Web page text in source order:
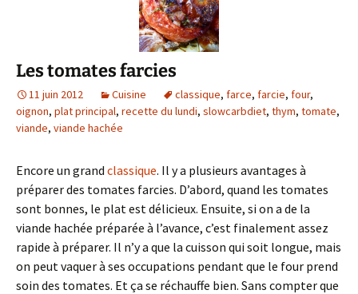
Les tomates farcies
11 juin 2012 Cuisine classique, farce, farcie, four,
oignon, plat principal, recette du lundi, slowcarbdiet, thym, tomate,
viande, viande hachée
Encore un grand classique. Il y a plusieurs avantages à
préparer des tomates farcies. D’abord, quand les tomates
sont bonnes, le plat est délicieux. Ensuite, si on a de la
viande hachée préparée à l’avance, c’est finalement assez
rapide à préparer. Il n’y a que la cuisson qui soit longue, mais
on peut vaquer à ses occupations pendant que le four prend
soin des tomates. Et ça se réchauffe bien. Sans compter que